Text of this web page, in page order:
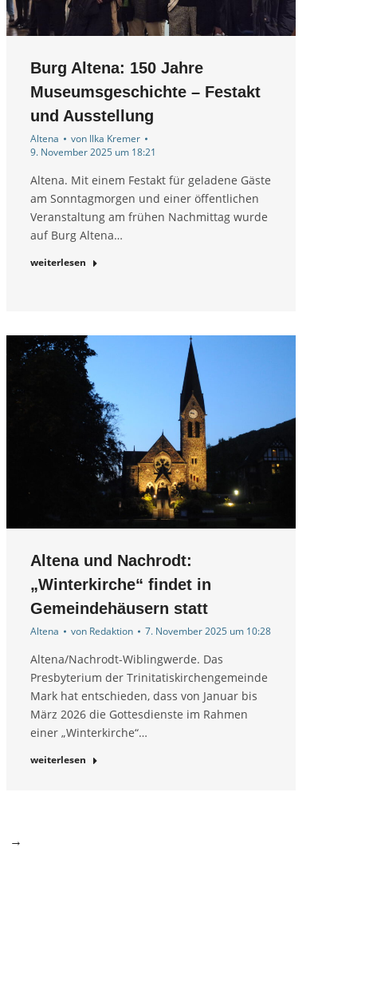
Burg Altena: 150 Jahre
Museumsgeschichte – Festakt
und Ausstellung
Altena von Ilka Kremer
9. November 2025 um 18:21
Altena. Mit einem Festakt für geladene Gäste
am Sonntagmorgen und einer öffentlichen
Veranstaltung am frühen Nachmittag wurde
auf Burg Altena…
weiterlesen
Altena und Nachrodt:
„Winterkirche“ findet in
Gemeindehäusern statt
Altena von Redaktion 7. November 2025 um 10:28
Altena/Nachrodt-Wiblingwerde. Das
Presbyterium der Trinitatiskirchengemeinde
Mark hat entschieden, dass von Januar bis
März 2026 die Gottesdienste im Rahmen
einer „Winterkirche“…
weiterlesen
→